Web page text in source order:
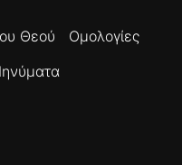
Θεού
Ομολογίες